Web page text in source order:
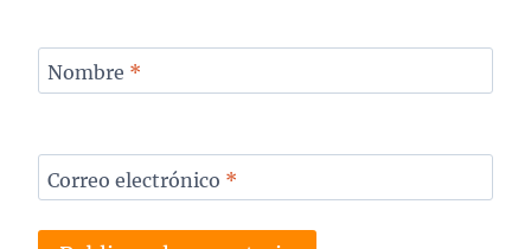
Nombre *
Correo electrónico *